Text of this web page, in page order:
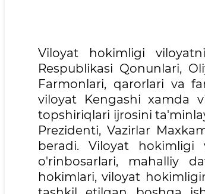
Viloyat hokimligi
Respublikasi Qonunlari,
Farmonlari, qarorlari va
viloyat Kengashi xamda
topshiriqlari ijrosini
Prezidenti, Vazirlar
beradi. Viloyat hokimligi
o'rinbosarlari, mahalliy
hokimlari, viloyat